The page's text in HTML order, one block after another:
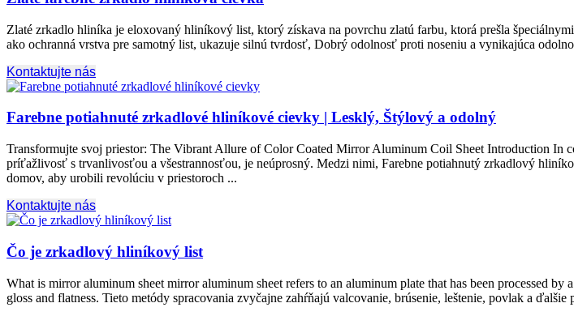
Zlaté zrkadlo hliníka je eloxovaný hliníkový list, ktorý získava na povrchu zlatú farbu, ktorá prešla
ako ochranná vrstva pre samotný list, ukazuje silnú tvrdosť, Dobrý odolnosť proti noseniu a vynikajúca
Kontaktujte nás
Farebne potiahnuté zrkadlové hliníkové cievky | Lesklý, Štýlový a odolný
Transformujte svoj priestor: The Vibrant Allure of Color Coated Mirror Aluminum Coil Sheet Introduction In
príťažlivosť s trvanlivosťou a všestrannosťou, je neúprosný. Medzi nimi, Farebne potiahnutý zrkadlový
domov, aby urobili revolúciu v priestoroch ...
Kontaktujte nás
Čo je zrkadlový hliníkový list
What is mirror aluminum sheet mirror aluminum sheet refers to an aluminum plate that has been processed
gloss and flatness. Tieto metódy spracovania zvyčajne zahŕňajú valcovanie, brúsenie, leštenie, povlak a